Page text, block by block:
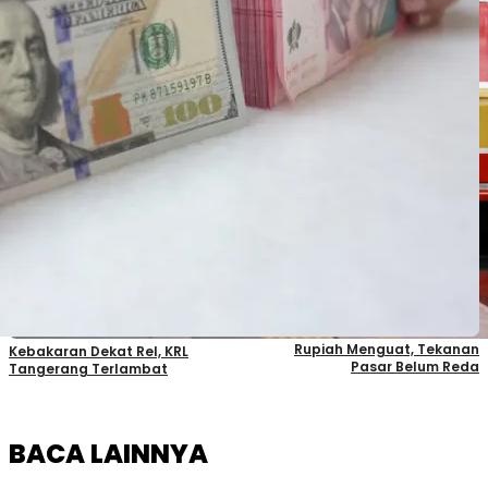
Kebakaran Dekat Rel, KRL
Tangerang Terlambat
Rupiah Menguat, Tekanan
Pasar Belum Reda
BACA LAINNYA